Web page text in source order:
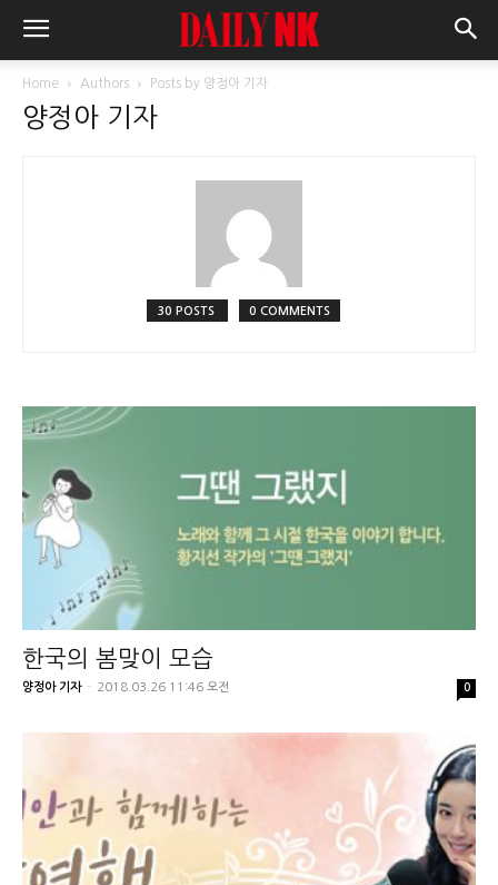
Home Authors Posts by 양정아 기자
양정아 기자
30 POSTS 0 COMMENTS
한국의 봄맞이 모습
양정아 기자 - 2018.03.26 11:46 오전 0